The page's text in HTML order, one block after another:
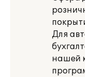
Для
нашей